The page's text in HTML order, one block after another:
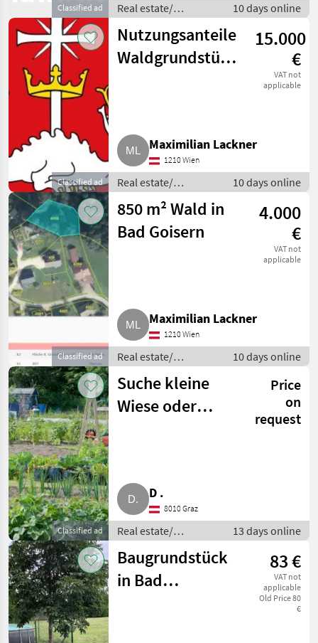
Classified ad
Real estate/
properties / Lands
10 days online
Classified ad
Nutzungsanteile
Waldgrundstücke
15.000
€
VAT not
applicable
Maximilian Lackner
1210 Wien
Real estate/
properties / Lands
10 days online
Classified ad
850 m² Wald in
Bad Goisern
4.000
€
VAT not
applicable
Maximilian Lackner
1210 Wien
Real estate/
properties / Lands
10 days online
Classified ad
Suche kleine
Wiese oder
Price
on
request
D .
8010 Graz
Real estate/
properties / Lands
13 days online
Baugrundstück
in Bad
83 €
VAT not
applicable
Old Price 80
€